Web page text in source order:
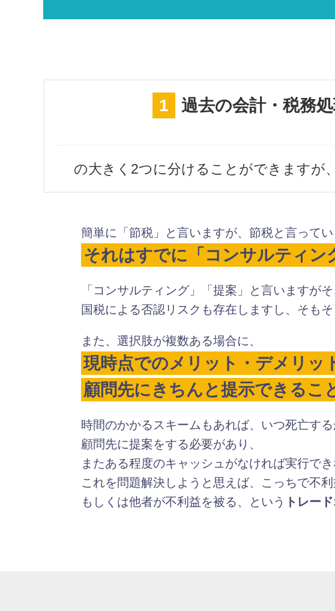
1 過去の会計・税務
の大きく2つに分けることができますが
簡単に「節税」と言いますが、節税と言って
それはすでに「コンサルティン
「コンサルティング」「提案」と言いますがそ
国税による否認リスクも存在しますし、そも
また、選択肢が複数ある場合に、
現時点でのメリット・デメリッ
顧問先にきちんと提示できるこ
時間のかかるスキームもあれば、いつ死亡す
顧問先に提案をする必要があり、
またある程度のキャッシュがなければ実行で
これを問題解決しようと思えば、こっちで不利
もしくは他者が不利益を被る、という
トレー